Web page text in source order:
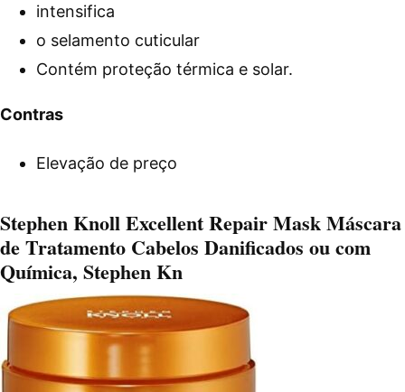
intensifica
o selamento cuticular
Contém proteção térmica e solar.
Contras
Elevação de preço
Stephen Knoll Excellent Repair Mask Máscara
de Tratamento Cabelos Danificados ou com
Química, Stephen Kn